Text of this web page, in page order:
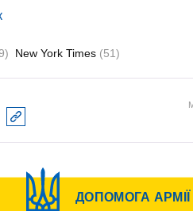
New York Times (51)